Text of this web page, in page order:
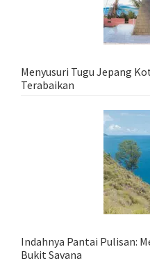
Menyusuri Tugu Jepang
Terabaikan
Indahnya Pantai Pulisan:
Bukit Savana